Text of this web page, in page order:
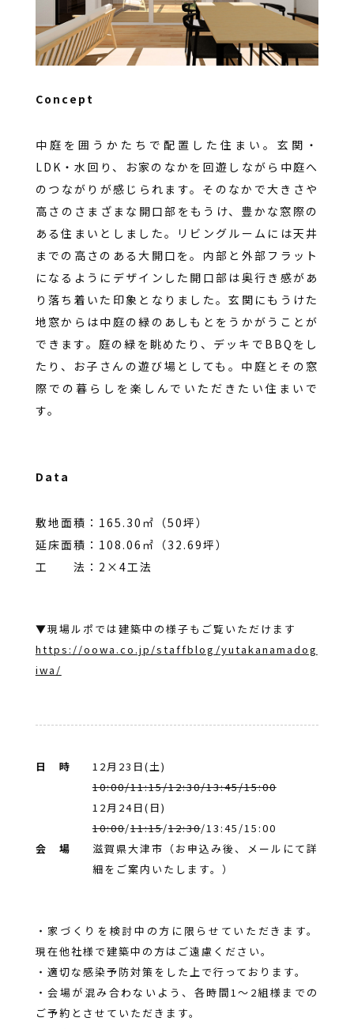
Concept
中庭を囲うかたちで配置した住まい。玄関・
LDK・水回り、お家のなかを回遊しながら中庭へ
のつながりが感じられます。そのなかで大きさや
高さのさまざまな開口部をもうけ、豊かな窓際の
ある住まいとしました。リビングルームには天井
までの高さのある大開口を。内部と外部フラット
になるようにデザインした開口部は奥行き感があ
り落ち着いた印象となりました。玄関にもうけた
地窓からは中庭の緑のあしもとをうかがうことが
できます。庭の緑を眺めたり、デッキでBBQをし
たり、お子さんの遊び場としても。中庭とその窓
際での暮らしを楽しんでいただきたい住まいで
す。
Data
敷地面積：165.30㎡（50坪）
延床面積：108.06㎡（32.69坪）
工 法：2×4工法
▼現場ルポでは建築中の様子もご覧いただけます
https://oowa.co.jp/staffblog/yutakanamadog
iwa/
日 時
12月23日(土)
10:00/11:15/12:30/13:45/15:00
12月24日(日)
10:00/11:15/12:30/13:45/15:00
会 場
滋賀県大津市（お申込み後、メールにて詳
細をご案内いたします。）
・家づくりを検討中の方に限らせていただきます。
現在他社様で建築中の方はご遠慮ください。
・適切な感染予防対策をした上で行っております。
・会場が混み合わないよう、各時間1〜2組様までの
ご予約とさせていただきます。